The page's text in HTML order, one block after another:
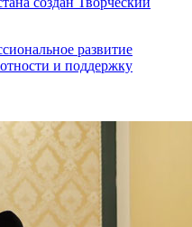
развитие
и поддержку